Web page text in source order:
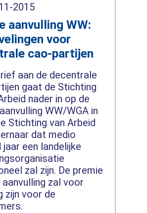
2015
aanvulling WW:
voor
cao-partijen
aan de decentrale
gaat de Stichting
nader in op de
WW/WGA in
Stichting van Arbeid
dat medio
jaar een landelijke
zal zijn. De premie
zal voor
zijn voor de